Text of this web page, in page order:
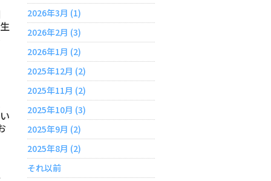
2026年3月 (1)
2026年2月 (3)
2026年1月 (2)
2025年12月 (2)
2025年11月 (2)
2025年10月 (3)
2025年9月 (2)
2025年8月 (2)
それ以前